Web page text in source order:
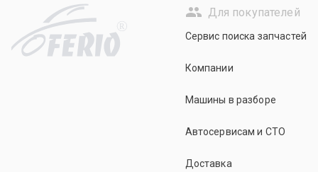
R
Для покупателей
Сервис поиска запчастей
Компании
Машины в разборе
Автосервисам и СТО
Доставка